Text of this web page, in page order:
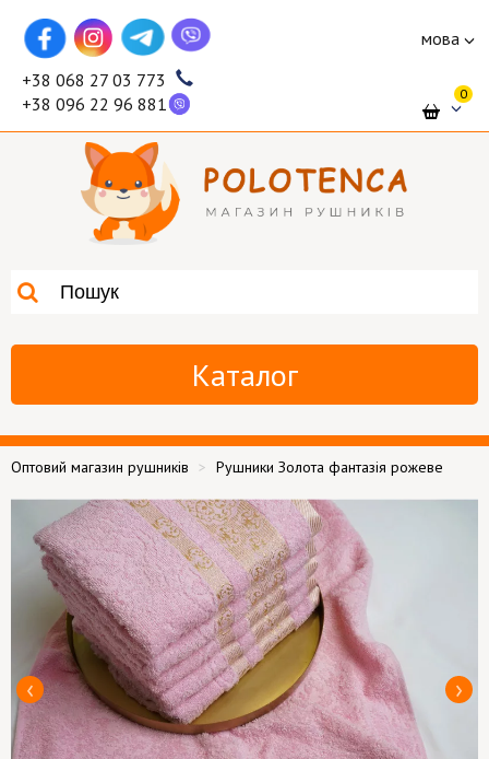
мова
+38 068 27 03 773
+38 096 22 96 881
0
Каталог
Оптовий магазин рушників Рушники Золота фантазія рожеве